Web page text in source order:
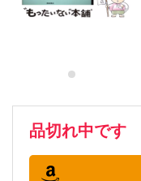
品切れ中です